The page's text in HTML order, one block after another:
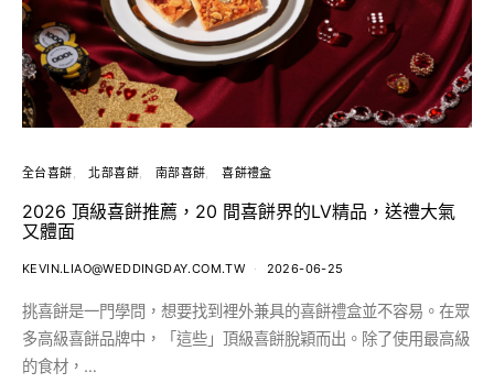
全台喜餅 北部喜餅 南部喜餅 喜餅禮盒
2026 頂級喜餅推薦，20 間喜餅界的LV精品，送禮大氣
又體面
KEVIN.LIAO@WEDDINGDAY.COM.TW 2026-06-25
挑喜餅是一門學問，想要找到裡外兼具的喜餅禮盒並不容易。在眾
多高級喜餅品牌中，「這些」頂級喜餅脫穎而出。除了使用最高級
的食材，…